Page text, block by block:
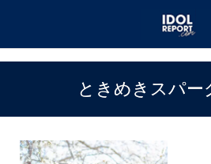
ときめきスパー